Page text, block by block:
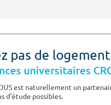
pas de logement
universitaires
est naturellement un
d'étude possibles.